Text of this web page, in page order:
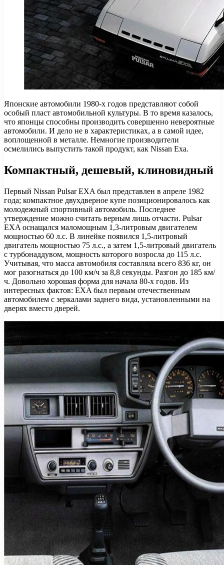
Японские автомобили 1980-х годов представляют собой
особый пласт автомобильной культуры. В то время казалось,
что японцы способны производить совершенно невероятные
автомобили. И дело не в характеристиках, а в самой идее,
воплощенной в металле. Немногие производители
осмелились выпустить такой продукт, как Nissan Exa.
Компактный, дешевый, клиновидный
Первый Nissan Pulsar EXA был представлен в апреле 1982
года; компактное двухдверное купе позиционировалось как
молодежный спортивный автомобиль. Последнее
утверждение можно считать верным лишь отчасти. Pulsar
EXA оснащался маломощным 1,3-литровым двигателем
мощностью 60 л.с. В линейке появился 1,5-литровый
двигатель мощностью 75 л.с., а затем 1,5-литровый двигатель
с турбонаддувом, мощность которого возросла до 115 л.с.
Учитывая, что масса автомобиля составляла всего 836 кг, он
мог разогнаться до 100 км/ч за 8,8 секунды. Разгон до 185 км/
ч. Довольно хорошая форма для начала 80-х годов. Из
интересных фактов: EXA был первым отечественным
автомобилем с зеркалами заднего вида, установленными на
дверях вместо дверей.